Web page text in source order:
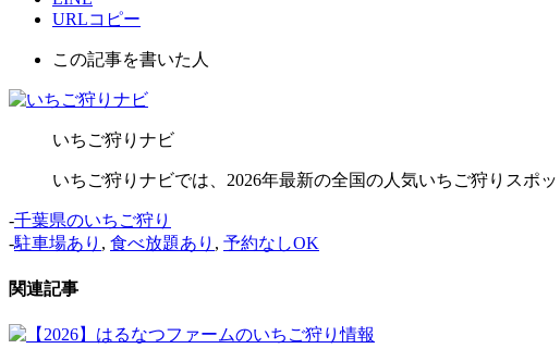
URLコピー
この記事を書いた人
いちご狩りナビ
いちご狩りナビでは、2026年最新の全国の人気いちご狩りスポ
-千葉県のいちご狩り
-駐車場あり , 食べ放題あり , 予約なしOK
関連記事